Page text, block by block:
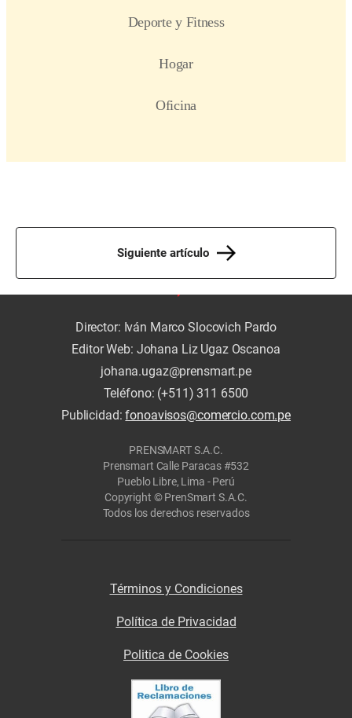
Siguiente artículo
Director: Iván Marco Slocovich Pardo
Editor Web: Johana Liz Ugaz Oscanoa
johana.ugaz@prensmart.pe
Teléfono: (+511) 311 6500
Publicidad:fonoavisos@comercio.com.pe
PRENSMART S.A.C.
Prensmart Calle Paracas #532
Pueblo Libre, Lima - Perú
Copyright © PrenSmart S.A.C.
Todos los derechos reservados
Términos y Condiciones
Política de Privacidad
Politica de Cookies